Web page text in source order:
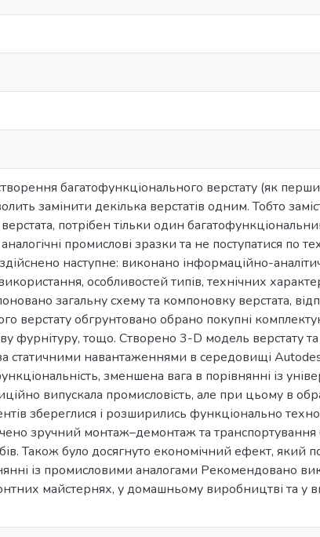
багатофункціонального верстату (як
замінити декілька верстатів одним. Тобто
потрібен тільки один
промислові зразки та не поступатися по
наступне: виконано інформаційно-
особливостей типів, технічних
загальну схему та компоновку верстата,
верстату обгрунтовано обрано покупні
фурнітуру, тощо. Створено 3-D модель верстату
статичними навантаженнями в середовищі
зменшена вага в порівнянні із
випускала промисловість, але при цьому в
збереглися і розширились функціонально
зручний монтаж–демонтаж та
Також було досягнуто економічний ефект, який
із промисловими аналогами Рекомендовано
майстернях, у домашньому виробництві та у